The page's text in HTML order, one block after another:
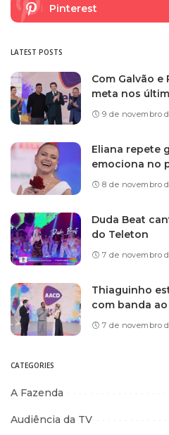
Pinterest
LATEST POSTS
Com Galvão
meta nos
9 de novembro
Eliana repete
emociona no
8 de novembro
Duda Beat
do Teleton
7 de novembro
Thiaguinho
com banda
7 de novembro
CATEGORIES
A Fazenda
Audiência da TV